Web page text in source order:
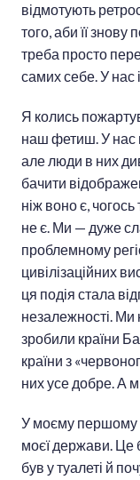
відмотують
того, аби її
треба просто
самих себе. У нас
Я колись
наш фетиш. У нас
але люди в них
бачити
ніж воно є,
не є. Ми — дуже
проблемному
цивілізаційних
ця подія стала
незалежності. Ми
зробили країни
країни з
них усе добре. А
У моєму першому
моєї держави. Це
був у туалеті й